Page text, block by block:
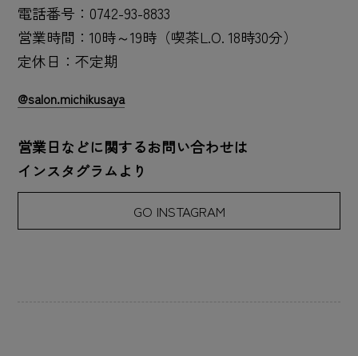
電話番号：0742-93-8833
営業時間：10時～19時（喫茶L.O. 18時30分）
定休日：不定期
@salon.michikusaya
営業日などに関するお問い合わせは
インスタグラムより
GO INSTAGRAM